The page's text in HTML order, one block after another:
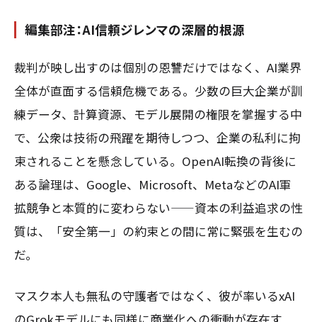
編集部注：AI信頼ジレンマの深層的根源
裁判が映し出すのは個別の恩讐だけではなく、AI業界
全体が直面する信頼危機である。少数の巨大企業が訓
練データ、計算資源、モデル展開の権限を掌握する中
で、公衆は技術の飛躍を期待しつつ、企業の私利に拘
束されることを懸念している。OpenAI転換の背後に
ある論理は、Google、Microsoft、MetaなどのAI軍
拡競争と本質的に変わらない——資本の利益追求の性
質は、「安全第一」の約束との間に常に緊張を生むの
だ。
マスク本人も無私の守護者ではなく、彼が率いるxAI